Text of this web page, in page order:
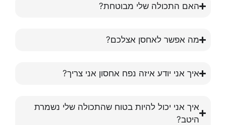
האם התכולה שלי מבוטחת?
מה אפשר לאחסן אצלכם?
איך אני יודע איזה נפח אחסון אני צריך?
איך אני יכול להיות בטוח שהתכולה שלי נשמרת
היטב?